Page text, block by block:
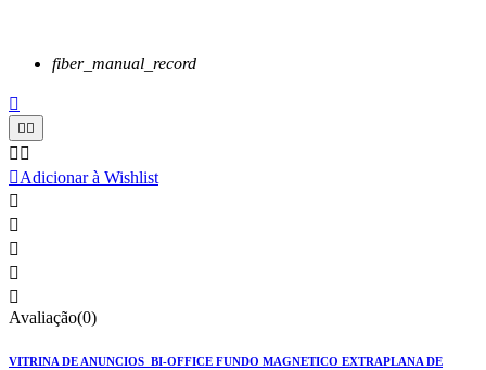
fiber_manual_record

 
 
Adicionar à Wishlist





Avaliação(0)
VITRINA DE ANUNCIOS BI-OFFICE FUNDO MAGNETICO EXTRAPLANA DE